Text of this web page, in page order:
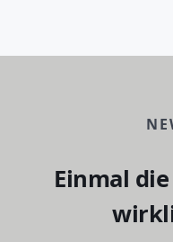
Einmal